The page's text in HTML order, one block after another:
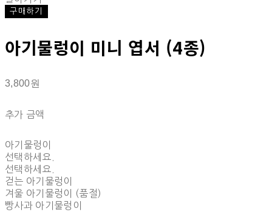
구매하기
아기물렁이 미니 엽서 (4종)
3,800원
추가 금액
아기물렁이
선택하세요.
선택하세요.
걷는 아기물렁이
겨울 아기물렁이 (품절)
빵사과 아기물렁이